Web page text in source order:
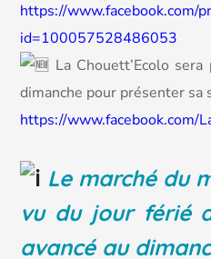
https://www.facebook.com/
id=100057528486053
La Chouett’Ecolo
dimanche pour présenter sa
https://www.facebook.com/
Le marché du
vu du jour férié
avancé au